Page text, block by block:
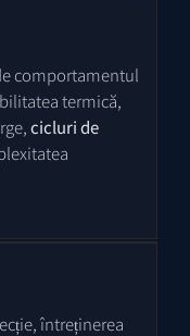
comportamentul
termică,
cicluri de
întreținerea